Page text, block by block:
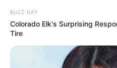
30 Modelos de
Lembrancinhas de
BUZZ DAY
Colorado Elk's Surprising
Tire